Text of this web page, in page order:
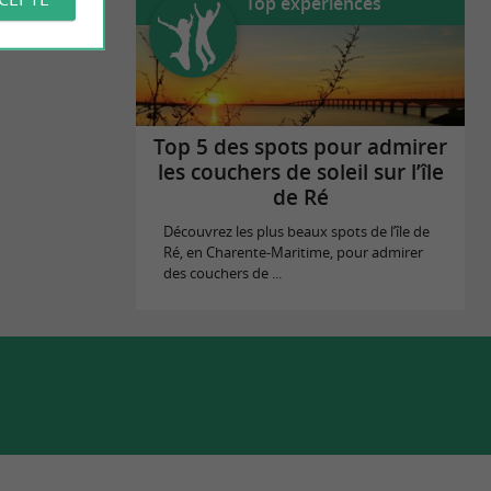
Top 5 des spots pour admirer
les couchers de soleil sur l’île
de Ré
Découvrez les plus beaux spots de l’île de
Ré, en Charente-Maritime, pour admirer
des couchers de ...